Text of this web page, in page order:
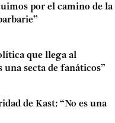
por el camino de la
que llega al
secta de fanáticos”
de Kast: “No es una